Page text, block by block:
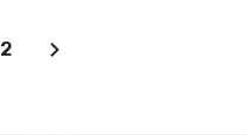
2